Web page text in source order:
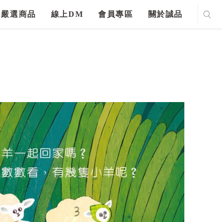
嚴選商品 線上DM 會員專區 關於誠品